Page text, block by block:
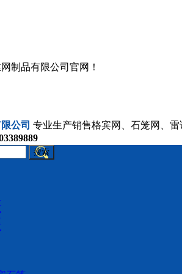
制品有限公司官网！
公司 专业生产销售格宾网、石笼网、雷
搜索